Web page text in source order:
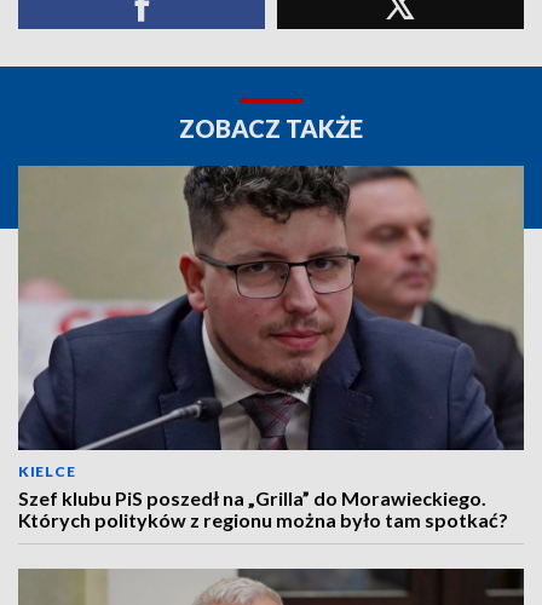
ZOBACZ TAKŻE
KIELCE
Szef klubu PiS poszedł na „Grilla” do Morawieckiego.
Których polityków z regionu można było tam spotkać?